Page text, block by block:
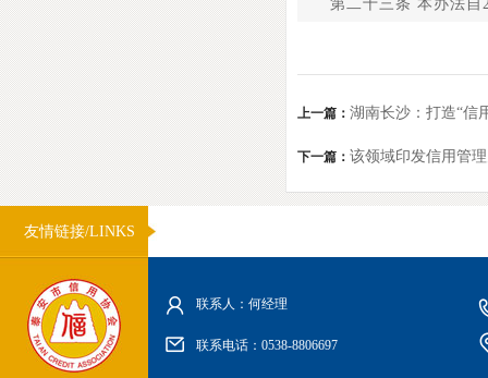
第二十三条 本办法自
上一篇： 湖南长沙：打造“信
下一篇： 该领域印发信用管
友情链接/LINKS
联系人：何经理
联系电话：0538-8806697